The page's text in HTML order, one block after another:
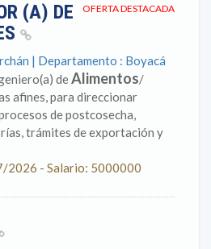
OFERTA DESTACADA
(A) DE
| Departamento : Boyacá
deAlimentos/
afines, para direccionar
de postcosecha,
trámites de exportación y
2026 - Salario: 5000000